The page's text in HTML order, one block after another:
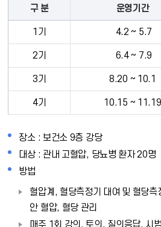
구 분 운영기간
1기 4.2 ~ 5.7
2기 6.4 ~ 7.9
3기 8.20 ~ 10.1
4기 10.15 ~ 11.19
장소 : 보건소 9층 강당
대상 : 관내 고혈압, 당뇨병 환자 20명
방법
혈압계, 혈당측정기 대여 및 혈당
안 혈압, 혈당 관리
매주 1회 강의, 토의, 질의응답, 시